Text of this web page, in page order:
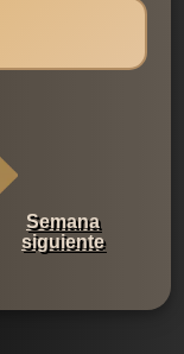
Semana
siguiente